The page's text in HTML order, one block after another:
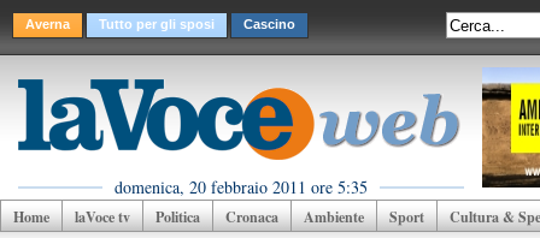
Averna Tutto per gli sposi Cascino
domenica, 20 febbraio 2011 ore 5:35
Home laVoce tv Politica Cronaca Ambiente Sport Cultura &